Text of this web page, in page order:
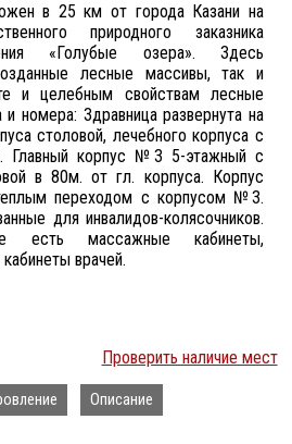
в 25 км от города Казани на
природного заказника
«Голубые озера». Здесь
лесные массивы, так и
и целебным свойствам лесные
номера: Здравница развернута на
столовой, лечебного корпуса с
Главный корпус №3 5-этажный с
в 80м. от гл. корпуса. Корпус
переходом с корпусом №3.
для инвалидов-колясочников.
есть массажные кабинеты,
врачей.
Проверить наличие мест
Описание